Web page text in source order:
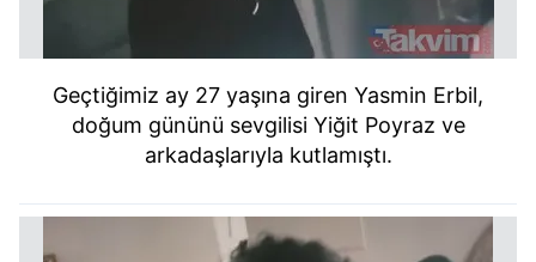
Geçtiğimiz ay 27 yaşına giren Yasmin Erbil,
doğum gününü sevgilisi Yiğit Poyraz ve
arkadaşlarıyla kutlamıştı.